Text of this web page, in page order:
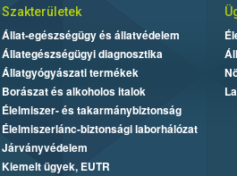
Szakterületek
Állat-egészségügy és állatvédelem
Állategészségügyi diagnosztika
Állatgyógyászati termékek
Borászat és alkoholos italok
Élelmiszer- és takarmánybiztonság
Élelmiszerlánc-biztonsági laborhálózat
Járványvédelem
Kiemelt ügyek, EUTR